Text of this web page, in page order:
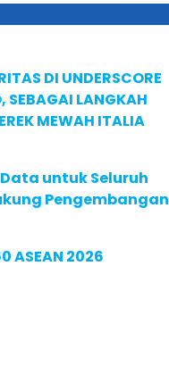
DI UNDERSCORE
SEBAGAI LANGKAH
MEWAH ITALIA
untuk Seluruh
Pengembangan
ASEAN 2026